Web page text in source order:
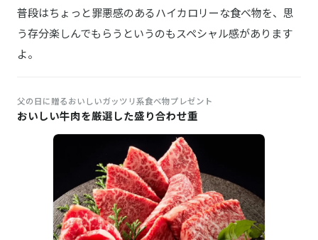
普段はちょっと罪悪感のあるハイカロリーな食べ物を、思
う存分楽しんでもらうというのもスペシャル感があります
よ。
父の日に贈るおいしいガッツリ系食べ物プレゼント
おいしい牛肉を厳選した盛り合わせ重